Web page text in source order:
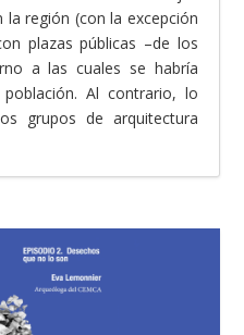
región (con la excepción
plazas públicas –de los
a las cuales se habría
población. Al contrario, lo
grupos de arquitectura